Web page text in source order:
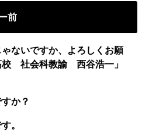
前
ゃないですか、よろしくお願
校 社会科教諭 西谷浩一」
か？
。